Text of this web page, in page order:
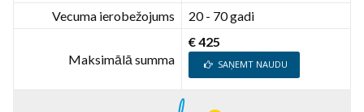
Vecuma ierobežojums
20 - 70 gadi
Maksimālā summa
€ 425
SAŅEMT NAUDU